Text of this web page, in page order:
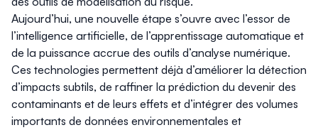
Aujourd’hui, une nouvelle étape s’ouvre avec l’essor de
l’intelligence artificielle, de l’apprentissage automatique et
de la puissance accrue des outils d’analyse numérique.
Ces technologies permettent déjà d’améliorer la détection
d’impacts subtils, de raffiner la prédiction du devenir des
contaminants et de leurs effets et d’intégrer des volumes
importants de données environnementales et